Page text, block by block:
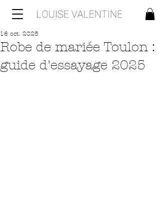
Robe de mariée Toulon :
guide d'essayage 2025
16 oct. 2025